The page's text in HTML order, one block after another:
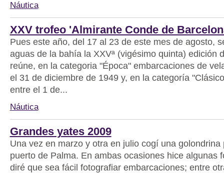
Náutica
XXV trofeo 'Almirante Conde de
Pues este año, del 17 al 23 de este mes de agosto,
aguas de la bahía la XXVª (vigésimo quinta) edición
reúne, en la categoria "Época" embarcaciones de
el 31 de diciembre de 1949 y, en la categoría
entre el 1 de...
Náutica
Grandes yates 2009
Una vez en marzo y otra en julio cogí una golondrina
puerto de Palma. En ambas ocasiones hice algunas
diré que sea fácil fotografiar embarcaciones; entre